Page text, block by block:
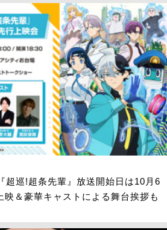
超巡!超条先輩』放送開始日は10月6
映＆豪華キャストによる舞台挨拶も